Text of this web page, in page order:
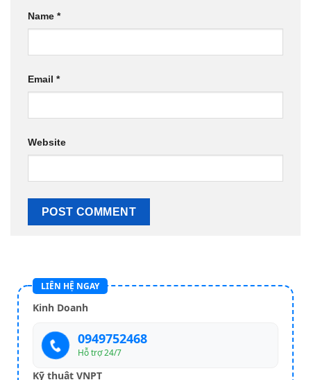
Name *
Email *
Website
LIÊN HỆ NGAY
Kinh Doanh
0949752468
Hỗ trợ 24/7
Kỹ thuật VNPT